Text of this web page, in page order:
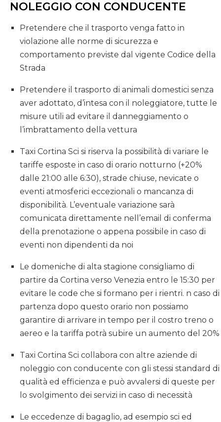
NOLEGGIO CON CONDUCENTE
Pretendere che il trasporto venga fatto in
violazione alle norme di sicurezza e
comportamento previste dal vigente Codice della
Strada
Pretendere il trasporto di animali domestici senza
aver adottato, d’intesa con il noleggiatore, tutte le
misure utili ad evitare il danneggiamento o
l’imbrattamento della vettura
Taxi Cortina Sci si riserva la possibilità di variare le
tariffe esposte in caso di orario notturno (+20%
dalle 21:00 alle 6:30), strade chiuse, nevicate o
eventi atmosferici eccezionali o mancanza di
disponibilità. L’eventuale variazione sarà
comunicata direttamente nell’email di conferma
della prenotazione o appena possibile in caso di
eventi non dipendenti da noi
Le domeniche di alta stagione consigliamo di
partire da Cortina verso Venezia entro le 15:30 per
evitare le code che si formano per i rientri. n caso di
partenza dopo questo orario non possiamo
garantire di arrivare in tempo per il costro treno o
aereo e la tariffa potrà subire un aumento del 20%
Taxi Cortina Sci collabora con altre aziende di
noleggio con conducente con gli stessi standard di
qualità ed efficienza e può avvalersi di queste per
lo svolgimento dei servizi in caso di necessità
Le eccedenze di bagaglio, ad esempio sci ed